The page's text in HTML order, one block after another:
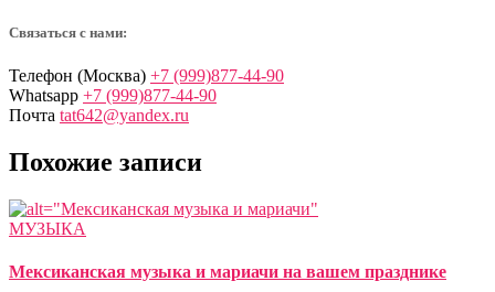
Связаться с нами:
Телефон (Москва) +7 (999)877-44-90
Whatsapp +7 (999)877-44-90
Почта tat642@yandex.ru
Похожие записи
МУЗЫКА
Мексиканская музыка и мариачи на вашем празднике